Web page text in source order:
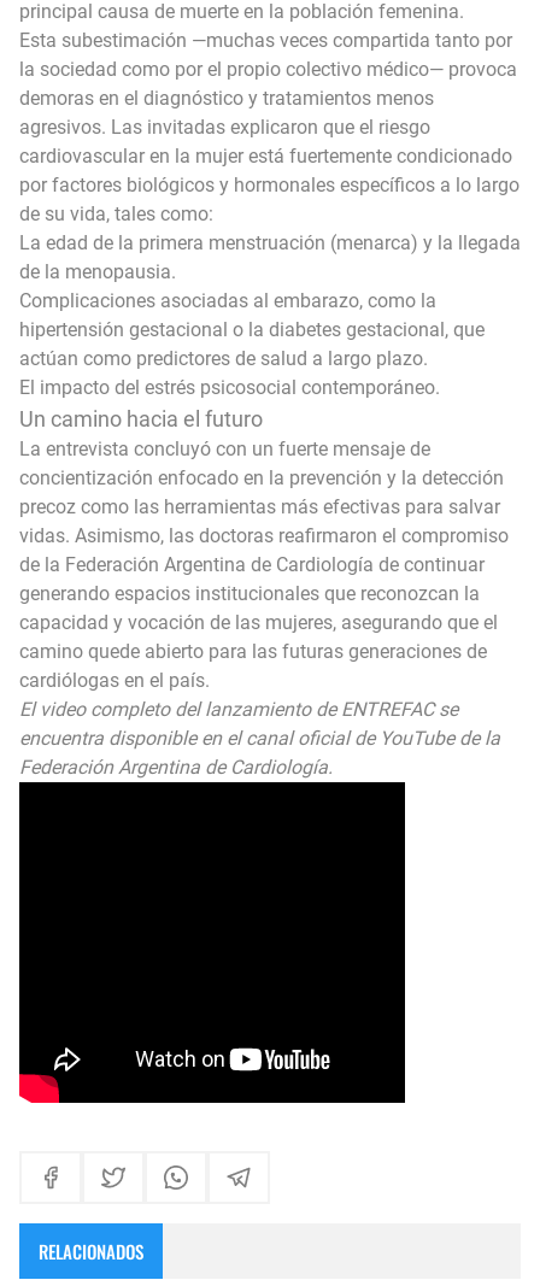
principal causa de muerte en la población femenina.
Esta subestimación —muchas veces compartida tanto por
la sociedad como por el propio colectivo médico— provoca
demoras en el diagnóstico y tratamientos menos
agresivos. Las invitadas explicaron que el riesgo
cardiovascular en la mujer está fuertemente condicionado
por factores biológicos y hormonales específicos a lo largo
de su vida, tales como:
La edad de la primera menstruación (menarca) y la llegada
de la menopausia.
Complicaciones asociadas al embarazo, como la
hipertensión gestacional o la diabetes gestacional, que
actúan como predictores de salud a largo plazo.
El impacto del estrés psicosocial contemporáneo.
Un camino hacia el futuro
La entrevista concluyó con un fuerte mensaje de
concientización enfocado en la prevención y la detección
precoz como las herramientas más efectivas para salvar
vidas. Asimismo, las doctoras reafirmaron el compromiso
de la Federación Argentina de Cardiología de continuar
generando espacios institucionales que reconozcan la
capacidad y vocación de las mujeres, asegurando que el
camino quede abierto para las futuras generaciones de
cardiólogas en el país.
El video completo del lanzamiento de ENTREFAC se
encuentra disponible en el canal oficial de YouTube de la
Federación Argentina de Cardiología.
RELACIONADOS